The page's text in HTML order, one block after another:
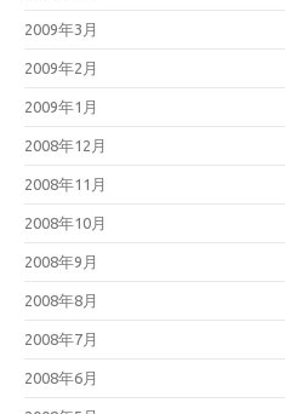
2009年3月
2009年2月
2009年1月
2008年12月
2008年11月
2008年10月
2008年9月
2008年8月
2008年7月
2008年6月